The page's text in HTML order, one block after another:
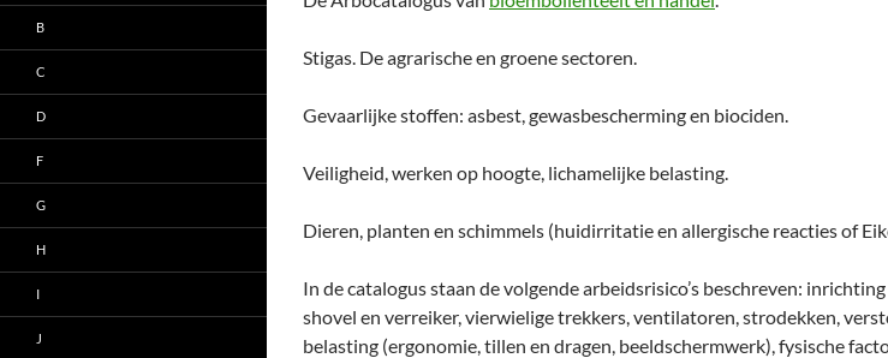
Stigas. De agrarische en groene sectoren.
Gevaarlijke stoffen: asbest, gewasbescherming en biociden.
Veiligheid, werken op hoogte, lichamelijke belasting.
Dieren, planten en schimmels (huidirritatie en allergische reacties of
In de catalogus staan de volgende arbeidsrisico’s beschreven:
shovel en verreiker, vierwielige trekkers, ventilatoren, strodekken,
belasting (ergonomie, tillen en dragen, beeldschermwerk), fysische
B
C
D
F
G
H
I
J